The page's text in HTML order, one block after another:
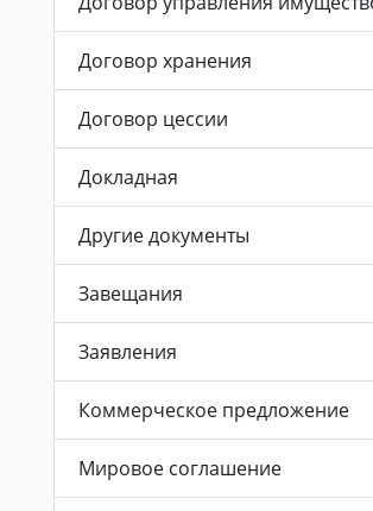
Договор хранения
Договор цессии
Докладная
Другие документы
Завещания
Заявления
Коммерческое предложение
Мировое соглашение